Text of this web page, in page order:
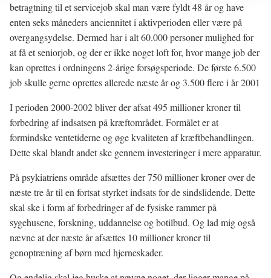
betragtning til et servicejob skal man være fyldt 48 år og have
enten seks måneders anciennitet i aktivperioden eller være på
overgangsydelse. Dermed har i alt 60.000 personer mulighed for
at få et seniorjob, og der er ikke noget loft for, hvor mange job der
kan oprettes i ordningens 2-årige forsøgsperiode. De første 6.500
job skulle gerne oprettes allerede næste år og 3.500 flere i år 2001
I perioden 2000-2002 bliver der afsat 495 millioner kroner til
forbedring af indsatsen på kræftområdet. Formålet er at
formindske ventetiderne og øge kvaliteten af kræftbehandlingen.
Dette skal blandt andet ske gennem investeringer i mere apparatur.
På psykiatriens område afsættes der 750 millioner kroner over de
næste tre år til en fortsat styrket indsats for de sindslidende. Dette
skal ske i form af forbedringer af de fysiske rammer på
sygehusene, forskning, uddannelse og botilbud. Og lad mig også
nævne at der næste år afsættes 10 millioner kroner til
genoptræning af børn med hjerneskader.